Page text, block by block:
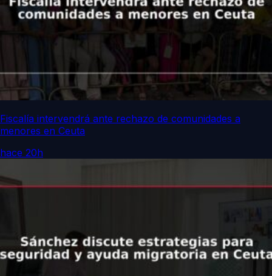
Fiscalía intervendrá ante rechazo de comunidades a
menores en Ceuta
hace 20h